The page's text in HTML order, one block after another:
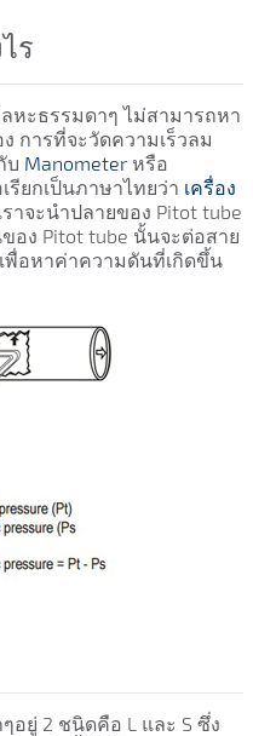
ร
ลหะธรรมดาๆ ไม่สามารถหา
การที่จะวัดความเร็วลม
บ Manometer หรือ
รียกเป็นภาษาไทยว่า เครื่อง
าจะนำปลายของ Pitot tube
อง Pitot tube นั้นจะต่อสาย
พื่อหาค่าความดันที่เกิดขึ้น
อยู่ 2 ชนิดคือ L และ S ซึ่ง